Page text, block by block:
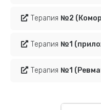
Терапия №2
Терапия №1
Терапия №1